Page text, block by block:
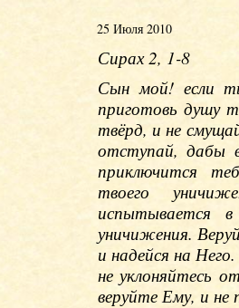
25 Июля 2010
Сирах 2, 1-8
Сын мой! если
приготовь душу
твёрд, и не
отступай, дабы
приключится
твоего
испытывается
уничижения.
и надейся на
не уклоняйтесь
веруйте Ему, и не